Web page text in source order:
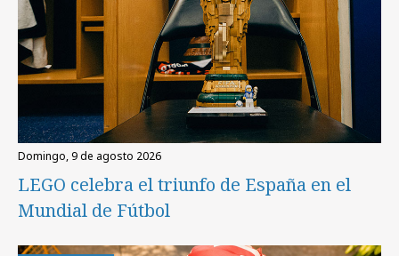
domingo, 9 de agosto 2026
LEGO celebra el triunfo de España en el
Mundial de Fútbol